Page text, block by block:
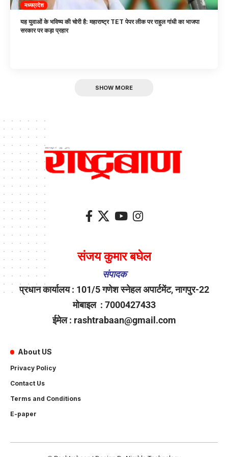
मध्यप्रदेश
यह युवाओं के भविष्य की चोरी है: महाराष्ट्र TET पेपर लीक पर राहुल गांधी का भाजपा
सरकार पर कड़ा प्रहार
SHOW MORE
संजय कुमार बघेल
संपादक
प्रधान कार्यालय : 101/5 गणेश स्नेहल अपार्टमेंट, नागपुर-22
मोबाइल : 7000427433
ईमेल : rashtrabaan@gmail.com
About US
Privacy Policy
Contact Us
Terms and Conditions
E-paper